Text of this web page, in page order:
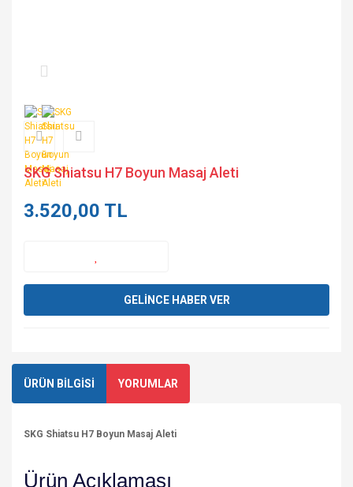
SKG Shiatsu H7 Boyun Masaj Aleti
3.520,00 TL
GELİNCE HABER VER
ÜRÜN BİLGİSİ YORUMLAR
SKG Shiatsu H7 Boyun Masaj Aleti
Ürün Açıklaması